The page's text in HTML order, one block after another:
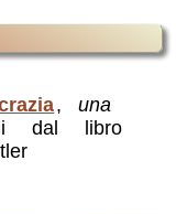
, una
dal libro